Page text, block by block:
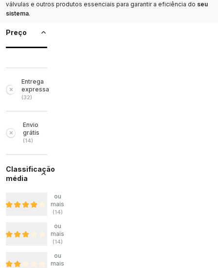
válvulas e outros produtos essenciais para garantir a eficiência do seu
sistema.
Preço
Entrega
expressa
(32)
Envio
grátis
(14)
Classificação
média
ou
mais
(14)
ou
mais
(14)
ou
mais